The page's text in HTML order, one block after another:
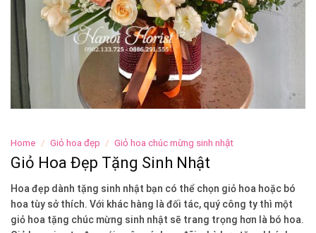
Home / Giỏ hoa đẹp / Giỏ hoa chúc mừng sinh nhật
Giỏ Hoa Đẹp Tặng Sinh Nhật
Hoa đẹp dành tặng sinh nhật bạn có thể chọn giỏ hoa hoặc bó
hoa tùy sở thích. Với khác hàng là đối tác, quý công ty thì một
giỏ hoa tặng chúc mừng sinh nhật sẽ trang trọng hơn là bó hoa.